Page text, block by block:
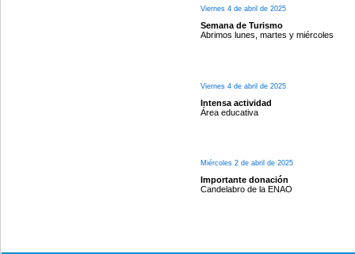
Viernes 4 de abril de 2025
Semana de Turismo
Abrimos lunes, martes y miércoles
Viernes 4 de abril de 2025
Intensa actividad
Área educativa
Miércoles 2 de abril de 2025
Importante donación
Candelabro de la ENAO